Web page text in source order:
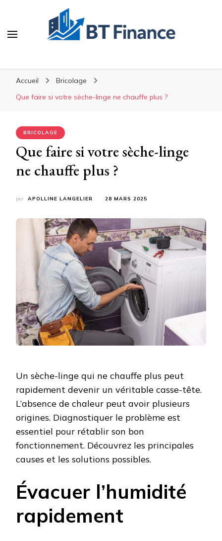
Accueil
Bricolage
Que faire si votre sèche-linge ne chauffe plus ?
BRICOLAGE
Que faire si votre sèche-linge
ne chauffe plus ?
par APOLLINE LANGELIER 28 MARS 2025
Un sèche-linge qui ne chauffe plus peut
rapidement devenir un véritable casse-tête.
L’absence de chaleur peut avoir plusieurs
origines. Diagnostiquer le problème est
essentiel pour rétablir son bon
fonctionnement. Découvrez les principales
causes et les solutions possibles.
Évacuer l’humidité
rapidement